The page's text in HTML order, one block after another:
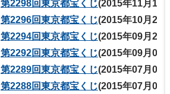
第2298回東京都宝くじ(2015年11月12
第2296回東京都宝くじ(2015年10月29
第2294回東京都宝くじ(2015年09月29
第2292回東京都宝くじ(2015年09月03
第2289回東京都宝くじ(2015年07月09
第2288回東京都宝くじ(2015年07月02